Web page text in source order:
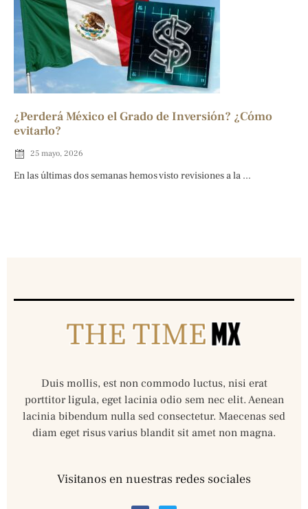
¿Perderá México el Grado de Inversión? ¿Cómo
evitarlo?
25 mayo, 2026
En las últimas dos semanas hemos visto revisiones a la ...
Duis mollis, est non commodo luctus, nisi erat
porttitor ligula, eget lacinia odio sem nec elit. Aenean
lacinia bibendum nulla sed consectetur. Maecenas sed
diam eget risus varius blandit sit amet non magna.
Visitanos en nuestras redes sociales